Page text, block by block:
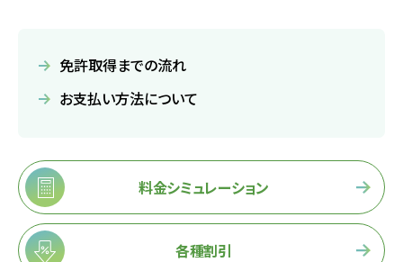
お問い合わせ
プライバシーポリシー
お知らせ 一覧を見る
免許取得までの流れ
お支払い方法について
料金シミュレーション
各種割引